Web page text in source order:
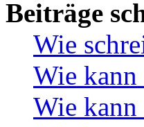
Beiträge
Wie
Wie kann
Wie kann